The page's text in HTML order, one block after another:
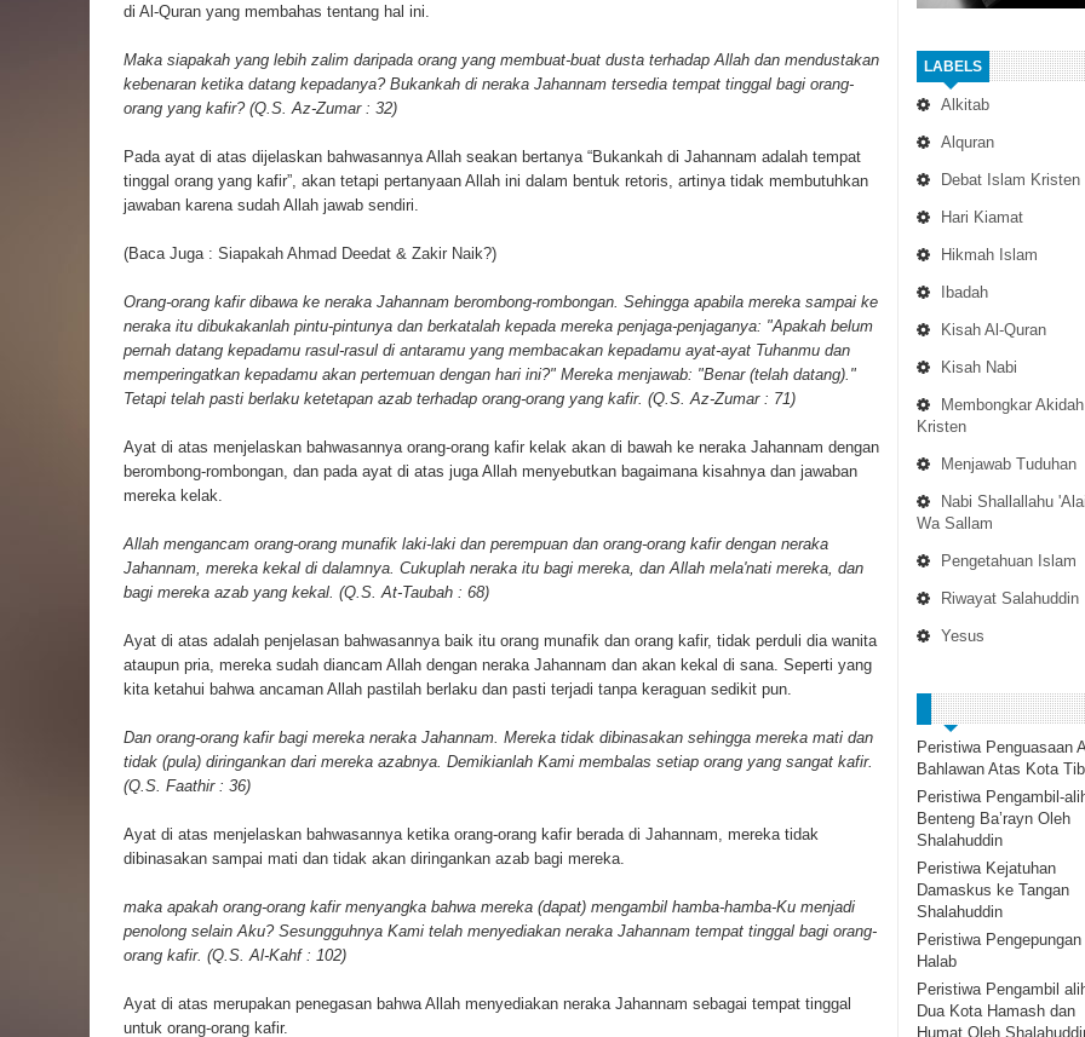
LABELS
Alkitab
Alquran
Debat Islam Kristen
Hari Kiamat
Hikmah Islam
Ibadah
Kisah Al-Quran
Kisah Nabi
Membongkar Akidah
Kristen
Menjawab Tuduhan
Nabi Shallallahu
Wa Sallam
Pengetahuan Islam
Riwayat Salahuddin
Yesus
Peristiwa Penguasaan
Bahlawan Atas Kota
Peristiwa Pengambil-
Benteng Ba’rayn Oleh
Shalahuddin
Peristiwa Kejatuhan
Damaskus ke Tangan
Shalahuddin
Peristiwa Pengepungan
Halab
Peristiwa Pengambil
Dua Kota Hamash dan
Humat Oleh
di Al-Quran yang membahas tentang hal ini.
Maka siapakah yang lebih zalim daripada orang yang membuat-buat dusta terhadap Allah dan mendustakan
kebenaran ketika datang kepadanya? Bukankah di neraka Jahannam tersedia tempat tinggal bagi orang-
orang yang kafir? (Q.S. Az-Zumar : 32)
Pada ayat di atas dijelaskan bahwasannya Allah seakan bertanya “Bukankah di Jahannam adalah tempat
tinggal orang yang kafir”, akan tetapi pertanyaan Allah ini dalam bentuk retoris, artinya tidak membutuhkan
jawaban karena sudah Allah jawab sendiri.
(Baca Juga : Siapakah Ahmad Deedat & Zakir Naik?)
Orang-orang kafir dibawa ke neraka Jahannam berombong-rombongan. Sehingga apabila mereka sampai ke
neraka itu dibukakanlah pintu-pintunya dan berkatalah kepada mereka penjaga-penjaganya: "Apakah belum
pernah datang kepadamu rasul-rasul di antaramu yang membacakan kepadamu ayat-ayat Tuhanmu dan
memperingatkan kepadamu akan pertemuan dengan hari ini?" Mereka menjawab: "Benar (telah datang)."
Tetapi telah pasti berlaku ketetapan azab terhadap orang-orang yang kafir. (Q.S. Az-Zumar : 71)
Ayat di atas menjelaskan bahwasannya orang-orang kafir kelak akan di bawah ke neraka Jahannam dengan
berombong-rombongan, dan pada ayat di atas juga Allah menyebutkan bagaimana kisahnya dan jawaban
mereka kelak.
Allah mengancam orang-orang munafik laki-laki dan perempuan dan orang-orang kafir dengan neraka
Jahannam, mereka kekal di dalamnya. Cukuplah neraka itu bagi mereka, dan Allah mela'nati mereka, dan
bagi mereka azab yang kekal. (Q.S. At-Taubah : 68)
Ayat di atas adalah penjelasan bahwasannya baik itu orang munafik dan orang kafir, tidak perduli dia wanita
ataupun pria, mereka sudah diancam Allah dengan neraka Jahannam dan akan kekal di sana. Seperti yang
kita ketahui bahwa ancaman Allah pastilah berlaku dan pasti terjadi tanpa keraguan sedikit pun.
Dan orang-orang kafir bagi mereka neraka Jahannam. Mereka tidak dibinasakan sehingga mereka mati dan
tidak (pula) diringankan dari mereka azabnya. Demikianlah Kami membalas setiap orang yang sangat kafir.
(Q.S. Faathir : 36)
Ayat di atas menjelaskan bahwasannya ketika orang-orang kafir berada di Jahannam, mereka tidak
dibinasakan sampai mati dan tidak akan diringankan azab bagi mereka.
maka apakah orang-orang kafir menyangka bahwa mereka (dapat) mengambil hamba-hamba-Ku menjadi
penolong selain Aku? Sesungguhnya Kami telah menyediakan neraka Jahannam tempat tinggal bagi orang-
orang kafir. (Q.S. Al-Kahf : 102)
Ayat di atas merupakan penegasan bahwa Allah menyediakan neraka Jahannam sebagai tempat tinggal
untuk orang-orang kafir.